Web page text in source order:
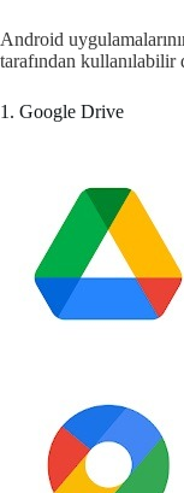
Android
tarafından kullanılabilir
1. Google Drive